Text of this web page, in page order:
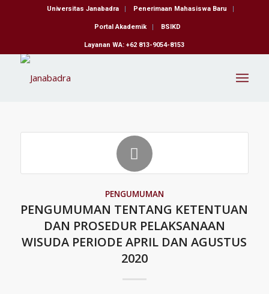
Universitas Janabadra Penerimaan Mahasiswa Baru
Portal Akademik BSIKD
Layanan WA: +62 813-9054-8153
PENGUMUMAN
PENGUMUMAN TENTANG KETENTUAN
DAN PROSEDUR PELAKSANAAN
WISUDA PERIODE APRIL DAN AGUSTUS
2020